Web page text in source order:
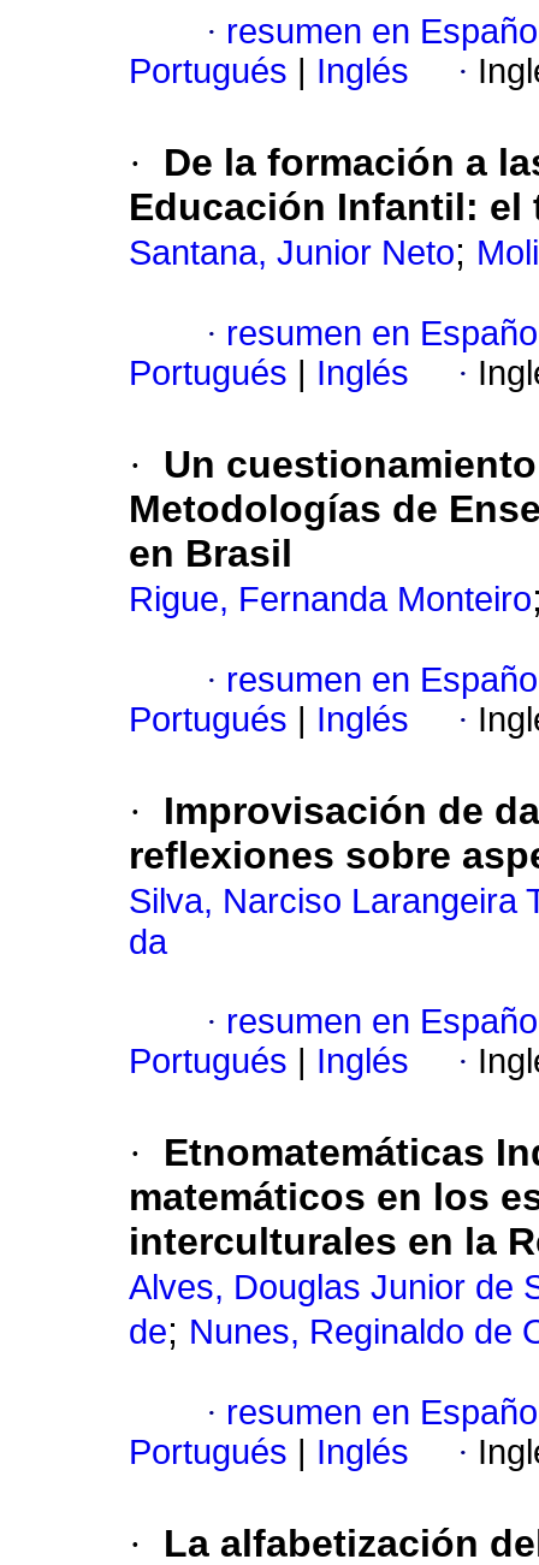
· resumen en
Portugués
Inglés ·
·
De la formación a
Educación Infantil: el
Santana, Junior Neto;
· resumen en
Portugués
Inglés ·
·
Un
Metodologías de
en Brasil
Rigue, Fernanda Monteiro
· resumen en
Portugués
Inglés ·
·
Improvisación de
reflexiones sobre
Silva, Narciso Larangeira
da
· resumen en
Portugués
Inglés ·
·
Etnomatemáticas
matemáticos en los
interculturales en la
Alves, Douglas Junior de
de; Nunes, Reginaldo de
· resumen en
Portugués
Inglés ·
·
La alfabetización